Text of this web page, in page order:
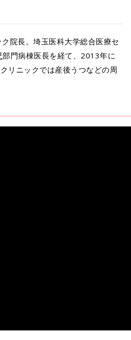
院長。埼玉医科大学総合医療セ
部門病棟医長を経て、2013年に
リニックでは産後うつなどの周